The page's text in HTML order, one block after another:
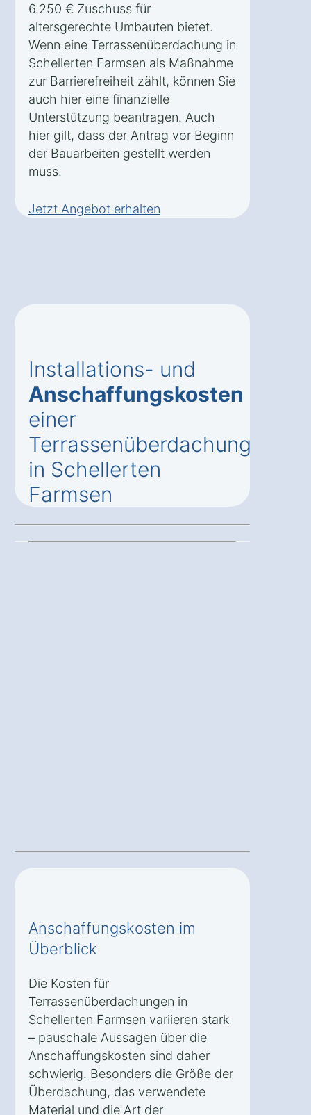
6.250 € Zuschuss für
altersgerechte Umbauten bietet.
Wenn eine Terrassenüberdachung in
Schellerten Farmsen als Maßnahme
zur Barrierefreiheit zählt, können Sie
auch hier eine finanzielle
Unterstützung beantragen. Auch
hier gilt, dass der Antrag vor Beginn
der Bauarbeiten gestellt werden
muss.
Jetzt Angebot erhalten
Installations- und
Anschaffungskosten
einer
Terrassenüberdachung
in Schellerten
Farmsen
Anschaffungskosten im
Überblick
Die Kosten für
Terrassenüberdachungen in
Schellerten Farmsen variieren stark
– pauschale Aussagen über die
Anschaffungskosten sind daher
schwierig. Besonders die Größe der
Überdachung, das verwendete
Material und die Art der